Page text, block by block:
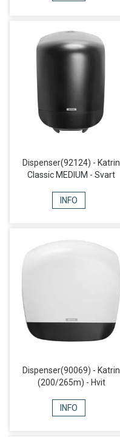
Dispenser(92124) - Katrin
Classic MEDIUM - Svart
INFO
Dispenser(90069) - Katrin
(200/265m) - Hvit
INFO